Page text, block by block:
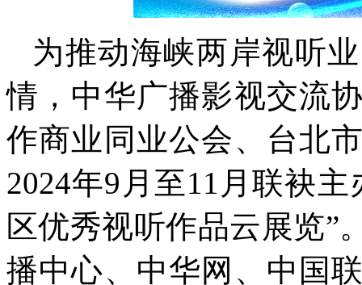
为推动海峡两岸视听
情，中华广播影视交流
作商业同业公会、台北
2024年9月至11月联袂
区优秀视听作品云展览”
播中心、中华网、中国